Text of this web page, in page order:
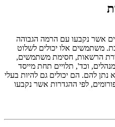
אשר נקבעו עם הרמה הגבוהה
משתמשים אלו יכולים לשלוט
הרשאות, חסימת משתמשים,
וכד', תלויים תחת מייסד
להם. הם יכולים גם להיות בעלי
לפי ההגדרות אשר נקבעו